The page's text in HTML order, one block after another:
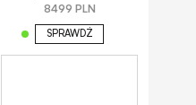
8499 PLN
SPRAWDŹ